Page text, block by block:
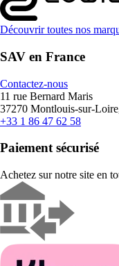
Découvrir toutes nos
SAV en France
Contactez-nous
11 rue Bernard Maris
37270 Montlouis-sur-
+33 1 86 47 62 58
Paiement sécurisé
Achetez sur notre site en